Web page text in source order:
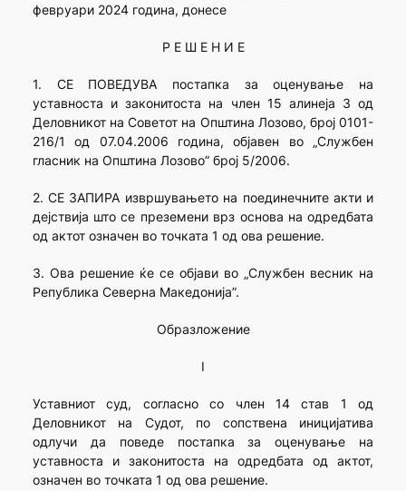
февруари 2024 година, донесе
Р Е Ш Е Н И Е
1. СЕ ПОВЕДУВА постапка за оценување на
уставноста и законитоста на член 15 алинеја 3 од
Деловникот на Советот на Општина Лозово, број 0101-
216/1 од 07.04.2006 година, објавен во „Службен
гласник на Општина Лозово” број 5/2006.
2. СЕ ЗАПИРА извршувањето на поединечните акти и
дејствија што се преземени врз основа на одредбата
од актот означен во точката 1 од ова решение.
3. Ова решение ќе се објави во „Службен весник на
Република Северна Македонија”.
Образложение
I
Уставниот суд, согласно со член 14 став 1 од
Деловникот на Судот, по сопствена иницијатива
одлучи да поведе постапка за оценување на
уставноста и законитоста на одредбата од актот,
означен во точката 1 од ова решение.